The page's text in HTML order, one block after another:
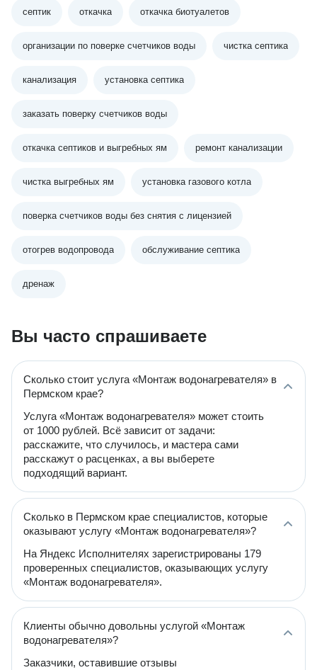
септик откачка откачка биотуалетов
организации по поверке счетчиков воды чистка септика
канализация установка септика
заказать поверку счетчиков воды
откачка септиков и выгребных ям ремонт канализации
чистка выгребных ям установка газового котла
поверка счетчиков воды без снятия с лицензией
отогрев водопровода обслуживание септика
дренаж
Вы часто спрашиваете
Сколько стоит услуга «Монтаж водонагревателя» в
Пермском крае?
Услуга «Монтаж водонагревателя» может стоить
от 1000 рублей. Всё зависит от задачи:
расскажите, что случилось, и мастера сами
расскажут о расценках, а вы выберете
подходящий вариант.
Сколько в Пермском крае специалистов, которые
оказывают услугу «Монтаж водонагревателя»?
На Яндекс Исполнителях зарегистрированы 179
проверенных специалистов, оказывающих услугу
«Монтаж водонагревателя».
Клиенты обычно довольны услугой «Монтаж
водонагревателя»?
Заказчики, оставившие отзывы